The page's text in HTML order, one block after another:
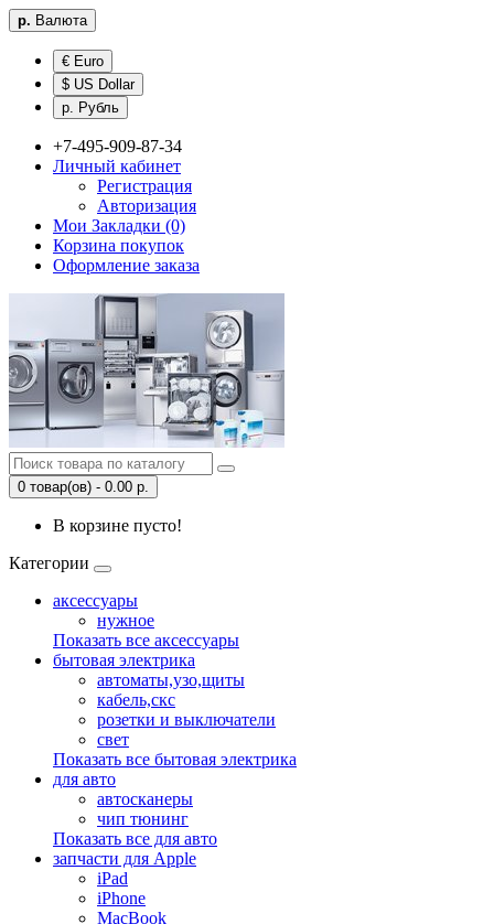
р. Валюта
€ Euro
$ US Dollar
р. Рубль
+7-495-909-87-34
Личный кабинет
Регистрация
Авторизация
Мои Закладки (0)
Корзина покупок
Оформление заказа
0 товар(ов) - 0.00 р.
В корзине пусто!
Категории
аксессуары
нужное
Показать все аксессуары
бытовая электрика
автоматы,узо,щиты
кабель,скс
розетки и выключатели
свет
Показать все бытовая электрика
для авто
автосканеры
чип тюнинг
Показать все для авто
запчасти для Apple
iPad
iPhone
MacBook